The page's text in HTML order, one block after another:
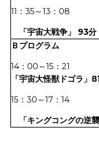
11：35～13：08
「宇宙大戦争」 93分
Ｂプログラム
14：00～15：21
「宇宙大怪獣ドゴラ」
15：30～17：14
「キングコングの逆